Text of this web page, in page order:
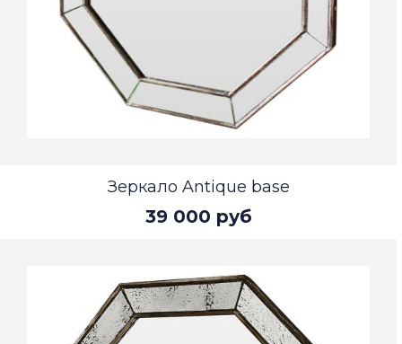
Зеркало Antique base
39 000 руб